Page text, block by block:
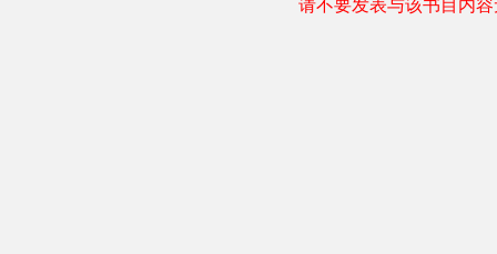
请不要发表与该书目内